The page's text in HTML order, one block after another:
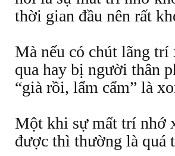
thời gian đầu nên rất
Mà nếu có chút lãng
qua hay bị người thân
“già rồi, lẩm cẩm” là
Một khi sự mất trí nhớ
được thì thường là quá